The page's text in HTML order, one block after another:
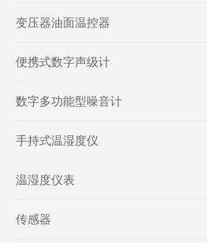
变压器油面温控器
便携式数字声级计
数字多功能型噪音计
手持式温湿度仪
温湿度仪表
传感器